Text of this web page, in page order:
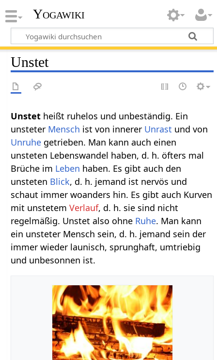
Yogawiki
Unstet
heißt ruhelos und unbeständig. Ein
unsteter Mensch ist von innerer Unrast und von
Unruhe getrieben. Man kann auch einen
unsteten Lebenswandel haben, d. h. öfters mal
Brüche im Leben haben. Es gibt auch den
unsteten Blick, d. h. jemand ist nervös und
schaut immer woanders hin. Es gibt auch Kurven
mit unstetemVerlauf, d. h. sie sind nicht
regelmäßig. Unstet also ohne Ruhe. Man kann
ein unsteter Mensch sein, d. h. jemand sein der
immer wieder launisch, sprunghaft, umtriebig
und unbesonnen ist.